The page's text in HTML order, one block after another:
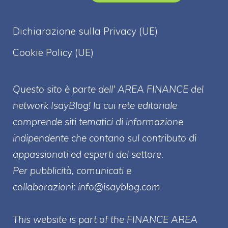
Dichiarazione sulla Privacy (UE)
Cookie Policy (UE)
Questo sito è parte dell' AREA FINANCE del
network IsayBlog! la cui rete editoriale
comprende siti tematici di informazione
indipendente che contano sul contributo di
appassionati ed esperti del settore.
Per pubblicità, comunicati e
collaborazioni: info@isayblog.com
This website is part of the FINANCE AREA